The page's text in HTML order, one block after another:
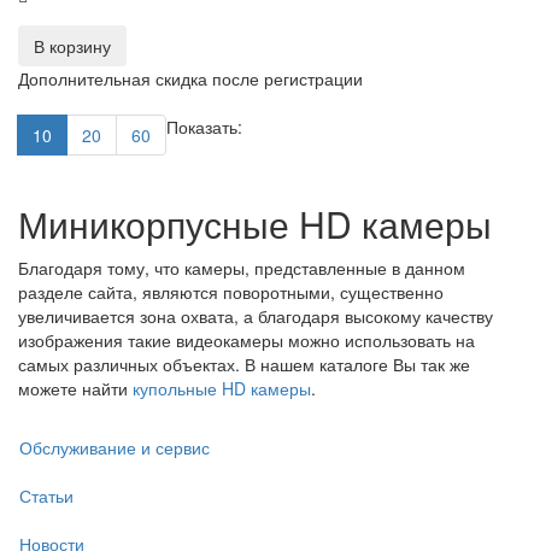
В корзину
Дополнительная скидка после регистрации
Показать:
10 20 60
Миникорпусные HD камеры
Благодаря тому, что камеры, представленные в данном
разделе сайта, являются поворотными, существенно
увеличивается зона охвата, а благодаря высокому качеству
изображения такие видеокамеры можно использовать на
самых различных объектах. В нашем каталоге Вы так же
можете найти купольные HD камеры.
Обслуживание и сервис
Статьи
Новости